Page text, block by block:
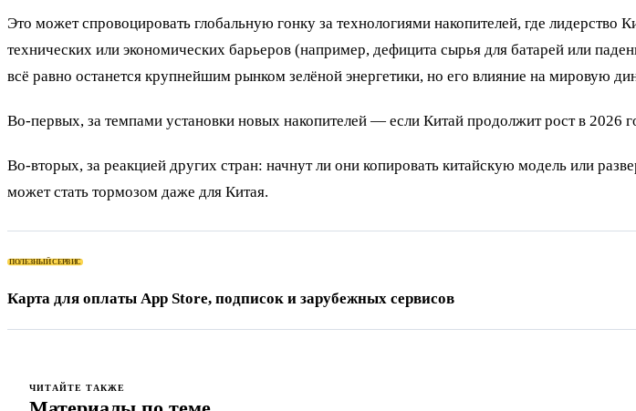
Это может спровоцировать глобальную гонку за технологиями накопителей, где
технических или экономических барьеров (например, дефицита сырья для батарей или
всё равно останется крупнейшим рынком зелёной энергетики, но его влияние на мировую
Во-первых, за темпами установки новых накопителей — если Китай продолжит рост в 2026
Во-вторых, за реакцией других стран: начнут ли они копировать китайскую модель или
может стать тормозом даже для Китая.
ПОЛЕЗНЫЙ СЕРВИС
Карта для оплаты App Store, подписок и зарубежных сервисов
ЧИТАЙТЕ ТАКЖЕ